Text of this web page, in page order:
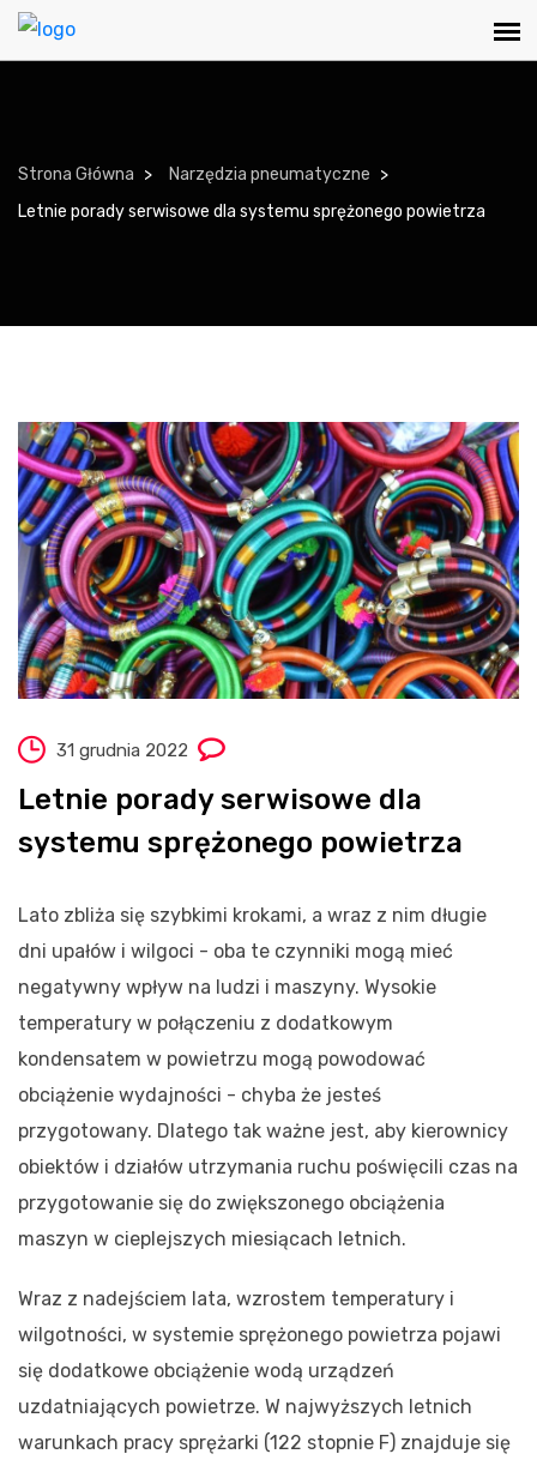
Strona Główna
Narzędzia pneumatyczne
Letnie porady serwisowe dla systemu sprężonego powietrza
31 grudnia 2022
Letnie porady serwisowe dla
systemu sprężonego powietrza
Lato zbliża się szybkimi krokami, a wraz z nim długie
dni upałów i wilgoci - oba te czynniki mogą mieć
negatywny wpływ na ludzi i maszyny. Wysokie
temperatury w połączeniu z dodatkowym
kondensatem w powietrzu mogą powodować
obciążenie wydajności - chyba że jesteś
przygotowany. Dlatego tak ważne jest, aby kierownicy
obiektów i działów utrzymania ruchu poświęcili czas na
przygotowanie się do zwiększonego obciążenia
maszyn w cieplejszych miesiącach letnich.
Wraz z nadejściem lata, wzrostem temperatury i
wilgotności, w systemie sprężonego powietrza pojawi
się dodatkowe obciążenie wodą urządzeń
uzdatniających powietrze. W najwyższych letnich
warunkach pracy sprężarki (122 stopnie F) znajduje się